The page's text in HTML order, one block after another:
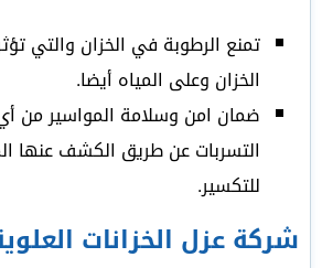
تمنع الرطوبة في الخزان والتي
الخزان وعلى المياه أيضا.
ضمان امن وسلامة المواسير من
التسربات عن طريق الكشف عنها
للتكسير.
شركة عزل الخزانات